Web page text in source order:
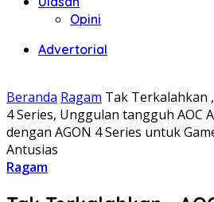
Opini
Advertorial
Beranda Ragam Tak Terkalahkan
4 Series, Unggulan tangguh AOC
dengan AGON 4 Series untuk
Antusias
Ragam